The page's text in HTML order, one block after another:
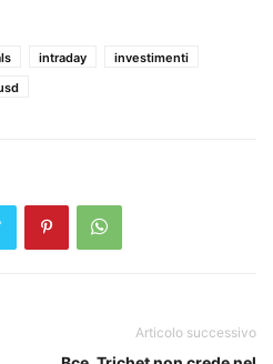
intraday
investimenti
Articolo successivo